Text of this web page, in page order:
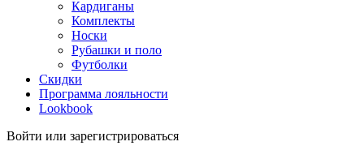
Кардиганы
Комплекты
Носки
Рубашки и поло
Футболки
Скидки
Программа лояльности
Lookbook
Войти или зарегистрироваться